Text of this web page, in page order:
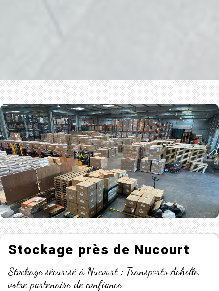
Stockage près de Nucourt
Stockage sécurisé à Nucourt : Transports Achille,
votre partenaire de confiance